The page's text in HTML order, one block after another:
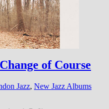
of Course
Jazz, New Jazz Albums